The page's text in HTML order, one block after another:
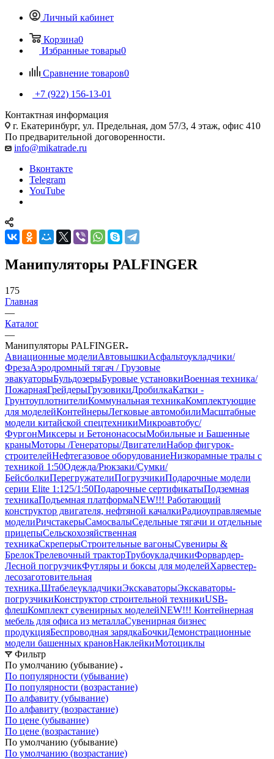
Личный кабинет
Корзина0
Избранные товары0
Сравнение товаров0
+7 (922) 156-13-01
Контактная информация
г. Екатеринбург, ул. Предельная, дом 57/3, 4 этаж, офис 410
По предварительной договоренности.
info@mikatrade.ru
Вконтакте
Telegram
YouTube
Манипуляторы PALFINGER
175
Главная
—
Каталог
—
Манипуляторы PALFINGER
Авиационные моделиАвтовышкиАсфальтоукладчики/
ФрезаАэродромный тягач / Грузовые
эвакуаторыБульдозерыБуровые установкиВоенная техника/
ПожарнаяГрейдерыГрузовикиДробилкаКатки -
ГрунтоуплотнителиКоммунальная техникаКомплектующие
для моделейКонтейнерыЛегковые автомобилиМасштабные
модели китайской спецтехникиМикроавтобус/
ФургонМиксеры и БетононасосыМобильные и Башенные
краныМоторы /Генераторы/ДвигателиНабор фигурок-
строителейНефтегазовое оборудованиеНизкорамные тралы с
техникой 1:50Одежда/Рюкзаки/Сумки/
БейсболкиПерегружателиПогрузчикиПодарочные модели
серии Elite 1:125/1:50Подарочные сертификатыПодземная
техникаПодъемная платформаNEW!!! Работающий
конструктор двигателя, нефтяной качалкиРадиоуправляемые
моделиРичстакерыСамосвалыСедельные тягачи и отдельные
прицепыСельскохозяйственная
техникаСкреперыСтроительные вагоныСувениры &
БрелокТрелевочный тракторТрубоукладчикиФорвардер-
Лесной погрузчикФутляры и боксы для моделейХарвестер-
лесозаготовительная
техника.ШтабелеукладчикиЭкскаваторыЭкскаваторы-
погрузчикиКонструктор строительной техникиUSB-
флешКомплект сувенирных моделейNEW!!! Контейнерная
мебель для офиса из металлаСувенирная бизнес
продукцияБеспроводная зарядкаБочкиДемонстрационные
модели башенных крановНаклейкиМотоциклы
Фильтр
По умолчанию (убывание)
По популярности (убывание)
По популярности (возрастание)
По алфавиту (убывание)
По алфавиту (возрастание)
По цене (убывание)
По цене (возрастание)
По умолчанию (убывание)
По умолчанию (возрастание)